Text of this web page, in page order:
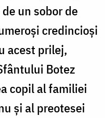
un sobor de
credincioși
acest prilej,
Botez
copil al familiei
și al preotesei